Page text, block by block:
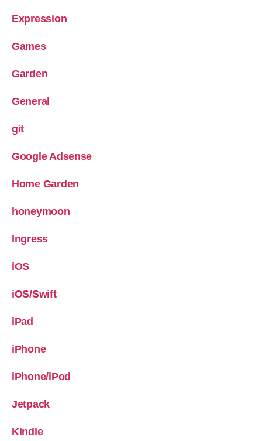
Expression
Games
Garden
General
git
Google Adsense
Home Garden
honeymoon
Ingress
iOS
iOS/Swift
iPad
iPhone
iPhone/iPod
Jetpack
Kindle